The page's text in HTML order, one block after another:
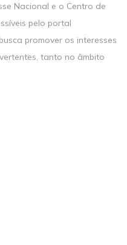
Nacional e o Centro de
pelo portal
promover os interesses
tanto no âmbito